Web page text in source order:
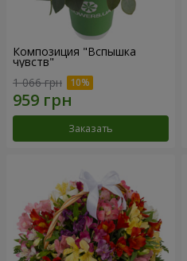
Композиция "Вспышка
чувств"
1 066 грн
Заказать